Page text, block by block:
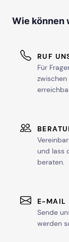
Wie können
RUF
Für
und lass
beraten.
E-MAIL
Sende
werden